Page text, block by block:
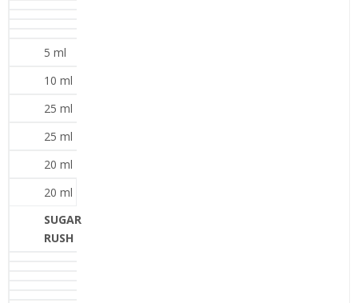
5 ml
10 ml
25 ml
25 ml
20 ml
20 ml
SUGAR
RUSH